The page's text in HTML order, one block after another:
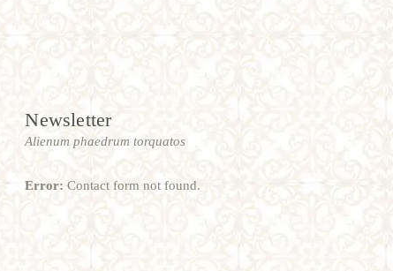
Newsletter
Alienum phaedrum torquatos
Error: Contact form not found.